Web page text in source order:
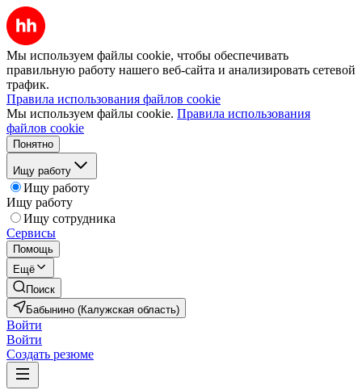
Мы используем файлы cookie, чтобы обеспечивать
правильную работу нашего веб-сайта и анализировать сетевой
трафик.
Правила использования файлов cookie
Мы используем файлы cookie. Правила использования
файлов cookie
Понятно
Ищу работу
Ищу работу
Ищу работу
Ищу сотрудника
Сервисы
Помощь
Ещё
Поиск
Бабынино (Калужская область)
Войти
Войти
Создать резюме